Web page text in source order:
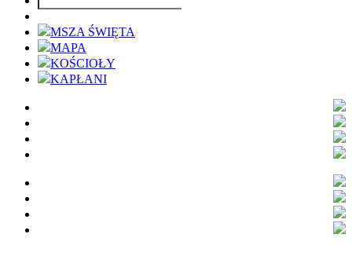
MSZA ŚWIĘTA
MAPA
KOŚCIOŁY
KAPŁANI